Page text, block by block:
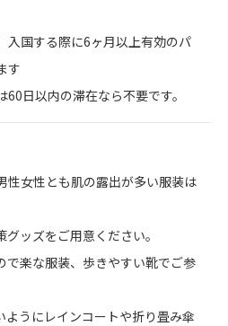
国する際に6ヶ月以上有効のパ
す
日以内の滞在なら不要です。
女性とも肌の露出が多い服装は
ッズをご用意ください。
楽な服装、歩きやすい靴でご参
うにレインコートや折り畳み傘